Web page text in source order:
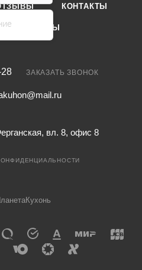
КОНТАКТЫ
БРЕНДЫ
ЗАКАЗАТЬ ЗВОНОК
вл. 8, офис 8